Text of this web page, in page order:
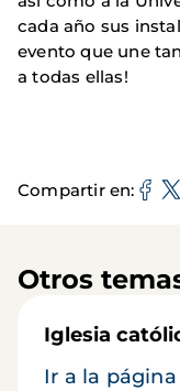
cada año sus
evento que une
a todas ellas!
Compartir en
Otros
Iglesia
Ir a la